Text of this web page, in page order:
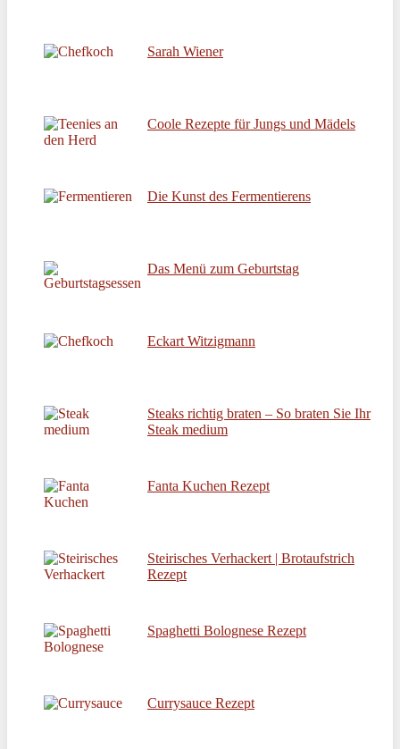
Sarah Wiener
Coole Rezepte für Jungs und Mädels
Die Kunst des Fermentierens
Das Menü zum Geburtstag
Eckart Witzigmann
Steaks richtig braten – So braten Sie Ihr
Steak medium
Fanta Kuchen Rezept
Steirisches Verhackert | Brotaufstrich
Rezept
Spaghetti Bolognese Rezept
Currysauce Rezept